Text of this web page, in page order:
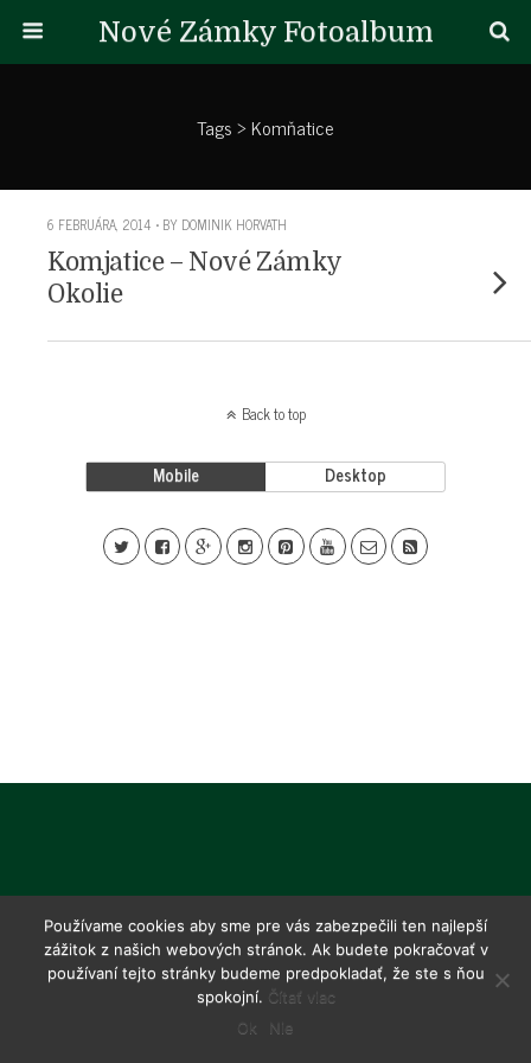
Nové Zámky Fotoalbum
Tags › Komňatice
6 FEBRUÁRA, 2014 • BY DOMINIK HORVATH
Komjatice – Nové Zámky
Okolie
Back to top
Mobile Desktop
Používame cookies aby sme pre vás zabezpečili ten najlepší
zážitok z našich webových stránok. Ak budete pokračovať v
používaní tejto stránky budeme predpokladať, že ste s ňou
spokojní. Čítať viac
Ok
Nie